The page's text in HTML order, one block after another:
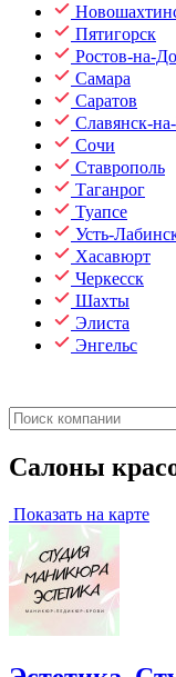
Пятигорск
Ростов-на-
Самара
Саратов
Славянск-
Сочи
Ставрополь
Таганрог
Туапсе
Усть-
Хасавюрт
Черкесск
Шахты
Элиста
Энгельс
Салоны
Показать на карте